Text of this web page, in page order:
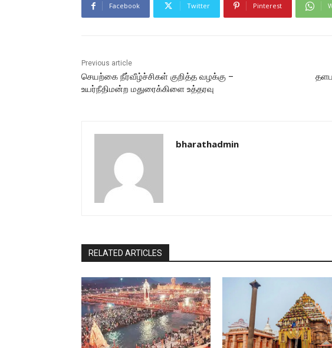
Facebook Twitter Pinterest
Previous article
செயற்கை நீர்வீழ்ச்சிகள் குறித்த வழக்கு –
உயர்நீதிமன்ற மதுரைக்கிளை உத்தரவு
bharathadmin
RELATED ARTICLES